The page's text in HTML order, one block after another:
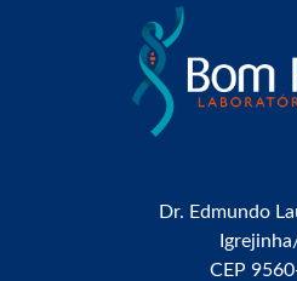
Dr. Edmundo
CEP